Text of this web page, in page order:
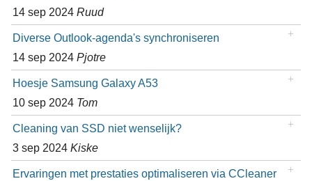
14 sep 2024 Ruud
Diverse Outlook-agenda's synchroniseren
14 sep 2024 Pjotre
Hoesje Samsung Galaxy A53
10 sep 2024 Tom
Cleaning van SSD niet wenselijk?
3 sep 2024 Kiske
Ervaringen met prestaties optimaliseren via CCleaner